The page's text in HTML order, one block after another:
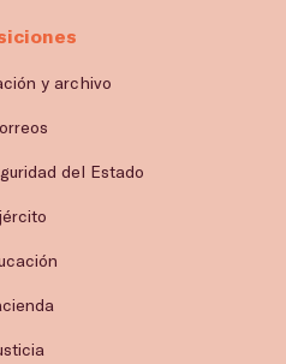
y archivo
del Estado